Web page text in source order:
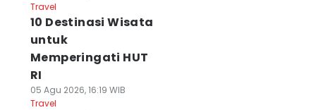
Travel
10 Destinasi Wisata
untuk
Memperingati HUT
RI
05 Agu 2026, 16:19 WIB
Travel